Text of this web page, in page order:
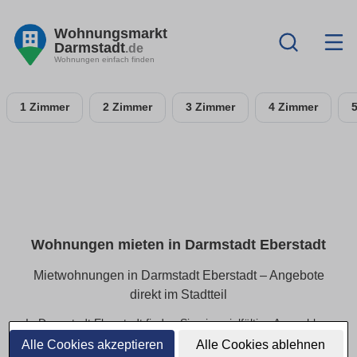
Alle Cookies akzeptieren Alle Cookies ablehnen
Wohnungsmarkt
Darmstadt.de
Wohnungen einfach finden
1 Zimmer 2 Zimmer 3 Zimmer 4 Zimmer
Wohnungen mieten in Darmstadt Eberstadt
Mietwohnungen in Darmstadt Eberstadt – Angebote
direkt im Stadtteil
In Darmstadt Eberstadt finden Sie eine vielfältige Auswahl an
Mietwohnungen – von kompakten Apartments bis hin zu